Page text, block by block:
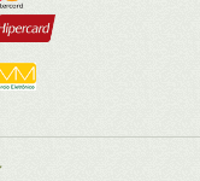
subjetivo:
p. 69
19
questões para a
do negativo: